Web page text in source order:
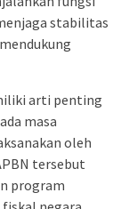
stabilitas
arti penting
masa
oleh
tersebut
program